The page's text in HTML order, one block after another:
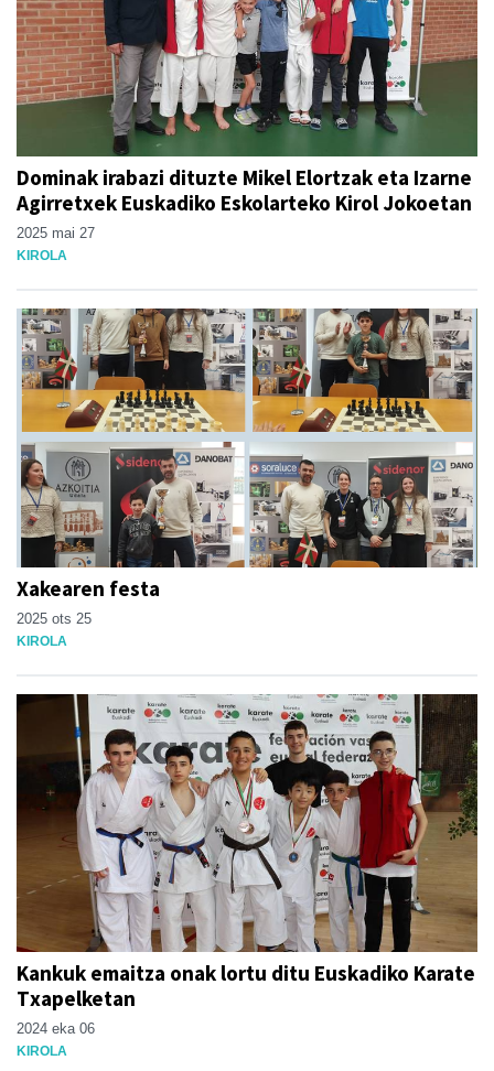
Dominak irabazi dituzte Mikel Elortzak eta Izarne
Agirretxek Euskadiko Eskolarteko Kirol Jokoetan
2025 mai 27
KIROLA
Xakearen festa
2025 ots 25
KIROLA
Kankuk emaitza onak lortu ditu Euskadiko Karate
Txapelketan
2024 eka 06
KIROLA